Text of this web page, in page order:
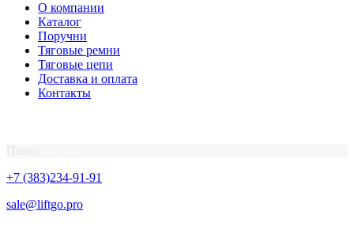
О компании
Каталог
Поручни
Тяговые ремни
Тяговые цепи
Доставка и оплата
Контакты
+7 (383)234-91-91
sale@liftgo.pro